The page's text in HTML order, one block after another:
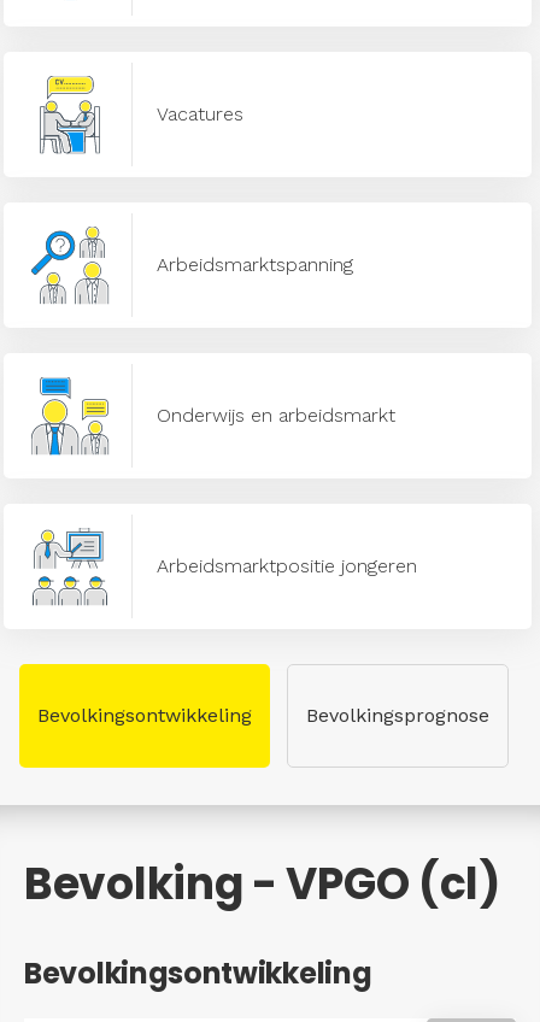
Vacatures
Arbeidsmarktspanning
Onderwijs en arbeidsmarkt
Arbeidsmarktpositie jongeren
Bevolkingsontwikkeling Bevolkingsprognose
Bevolking - VPGO (cl)
Bevolkingsontwikkeling